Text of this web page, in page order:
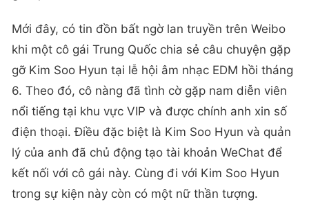
Mới đây, có tin đồn bất ngờ lan truyền trên Weibo
khi một cô gái Trung Quốc chia sẻ câu chuyện gặp
gỡ Kim Soo Hyun tại lễ hội âm nhạc EDM hồi tháng
6. Theo đó, cô nàng đã tình cờ gặp nam diễn viên
nổi tiếng tại khu vực VIP và được chính anh xin số
điện thoại. Điều đặc biệt là Kim Soo Hyun và quản
lý của anh đã chủ động tạo tài khoản WeChat để
kết nối với cô gái này. Cùng đi với Kim Soo Hyun
trong sự kiện này còn có một nữ thần tượng.